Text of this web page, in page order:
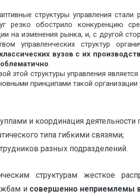
структуры управления
резко обострило конкуренцию
на изменения рынка, и, с другой
управленческих структур
вузов с их
этой структуры управления
принципами такой организации
и координация деятельности
типа гибкими связями;
разных подразделений.
структурам жесткое
и совершенно неприемлемы